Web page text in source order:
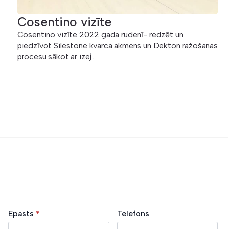
Cosentino vizīte
Cosentino vizīte 2022 gada rudenī- redzēt un
piedzīvot Silestone kvarca akmens un Dekton ražošanas
procesu sākot ar izej...
Epasts * Telefons